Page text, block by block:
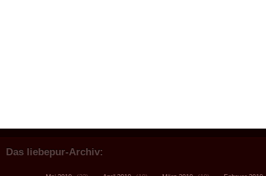
Das liebepur-Archiv: